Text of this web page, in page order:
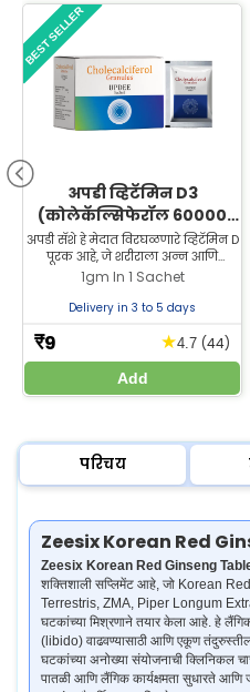
अपडी व्हिटॅमिन D3
(कोलेकॅल्सिफेरॉल 60000
IU) सॅशे | हाडे आणि सांध्यांच्या
आरोग्यासाठी
अपडी सॅशे हे मेदात विरघळणारे व्हिटॅमिन D
पूरक आहे, जे शरीराला अन्न आणि
पूरकांमधील कॅल्शियम आणि फॉस्फरस
शोषून घेण्यास मदत करते. खरेदीसाठी
आमच्या वेबसाइटला भेट द्या.
1gm In 1 Sachet
Delivery in 3 to 5 days
₹9 ★4.7 (44)
Add
BEST SELLER
परिचय
Zeesix Korean Red
Zeesix Korean Red Ginseng
शक्तिशाली सप्लिमेंट आहे, जो Korean
Terrestris, ZMA, Piper Longum
घटकांच्या मिश्रणाने तयार केला आहे. हे
(libido) वाढवण्यासाठी आणि एकूण
घटकांच्या अनोख्या संयोजनाची क्लिनिकल
पातळी आणि लैंगिक कार्यक्षमता सुधारते